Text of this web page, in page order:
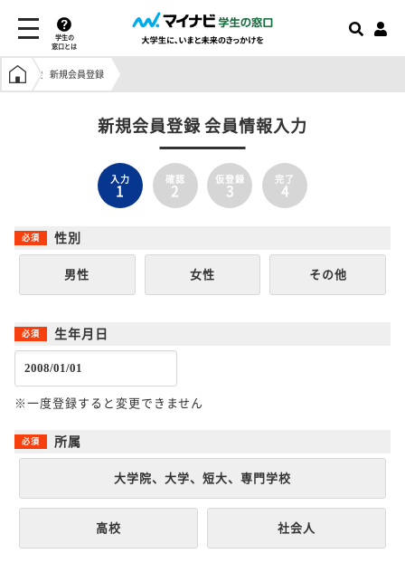
学生の
窓口とは
学生の窓口トップ
新規会員登録
新規会員登録 会員情報入力
入力
1
確認
2
仮登録
3
完了
4
性別
男性 女性 その他
生年月日
※一度登録すると変更できません
所属
大学院、大学、短大、専門学校
高校 社会人